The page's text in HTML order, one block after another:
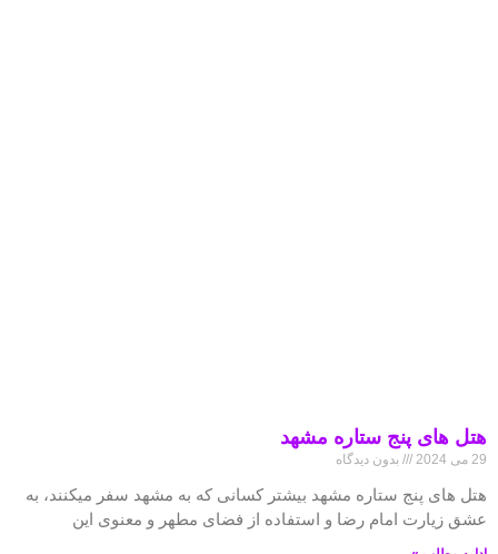
هتل های پنج ستاره مشهد
29 می 2024 بدون دیدگاه
هتل های پنج ستاره مشهد بیشتر کسانی که به مشهد سفر میکنند، به
عشق زیارت امام رضا و استفاده از فضای مطهر و معنوی این